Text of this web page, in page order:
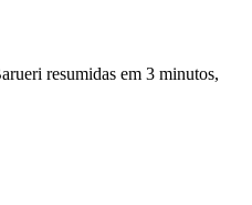
resumidas em 3 minutos,